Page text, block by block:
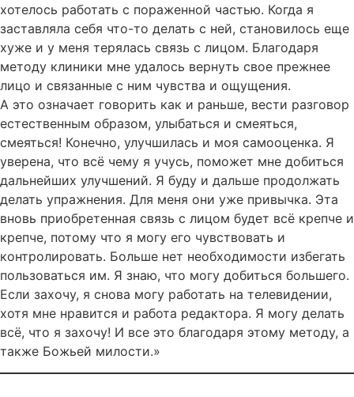
хотелось работать с пораженной частью. Когда я
заставляла себя что-то делать с ней, становилось еще
хуже и у меня терялась связь с лицом. Благодаря
методу клиники мне удалось вернуть свое прежнее
лицо и связанные с ним чувства и ощущения.
А это означает говорить как и раньше, вести разговор
естественным образом, улыбаться и смеяться,
смеяться! Конечно, улучшилась и моя самооценка. Я
уверена, что всё чему я учусь, поможет мне добиться
дальнейших улучшений. Я буду и дальше продолжать
делать упражнения. Для меня они уже привычка. Эта
вновь приобретенная связь с лицом будет всё крепче и
крепче, потому что я могу его чувствовать и
контролировать. Больше нет необходимости избегать
пользоваться им. Я знаю, что могу добиться большего.
Если захочу, я снова могу работать на телевидении,
хотя мне нравится и работа редактора. Я могу делать
всё, что я захочу! И все это благодаря этому методу, а
также Божьей милости.»